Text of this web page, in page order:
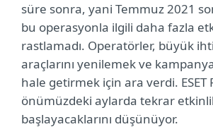
süre sonra, yani Temmuz 2021
bu operasyonla ilgili daha fazla
rastlamadı. Operatörler, büyük
araçlarını yenilemek ve
hale getirmek için ara verdi. ESET
önümüzdeki aylarda tekrar
başlayacaklarını düşünüyor.